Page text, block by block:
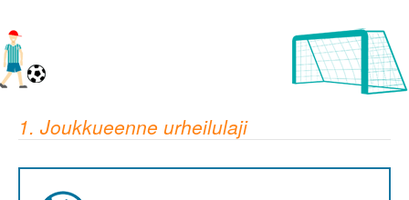
1. Joukkueenne urheilulaji
5. Täytä tietosi